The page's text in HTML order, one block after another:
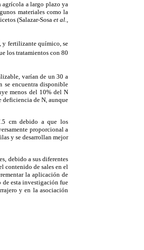
agrícola a largo plazo ya
materiales como la
(Salazar-Sosa et al.,
, y fertilizante químico, se
los tratamientos con 80
varían de un 30 a
se encuentra disponible
menos del 10% del N
deficiencia de N, aunque
cm debido a que los
proporcional a
y se desarrollan mejor
debido a sus diferentes
contenido de sales en el
la aplicación de
de esta investigación fue
y en la asociación